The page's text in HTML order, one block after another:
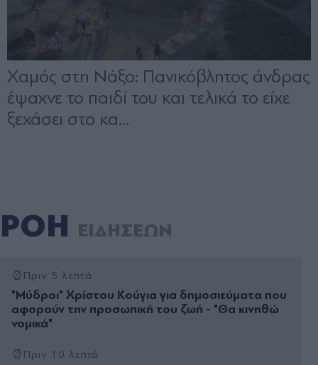
ΡΟΗ ΕΙΔΗΣΕΩΝ
Πριν 5 λεπτά
"Μύδροι" Χρίστου Κούγια για δημοσιεύματα που
αφορούν την προσωπική του ζωή - "Θα κινηθώ
νομικά"
Πριν 10 λεπτά